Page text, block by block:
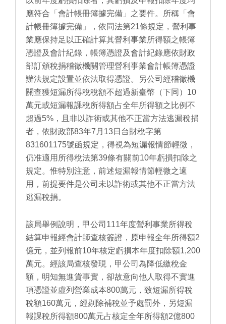
應符合「會計帳冊簿據完備」之要件。所稱「會
計帳冊簿據完備」，依同法第21條規定，營利事
業應保持足以正確計算其營利事業所得額之帳簿
憑證及會計紀錄，帳簿憑證及會計紀錄應依財政
部訂頒稅捐稽徵機關管理營利事業會計帳簿憑證
辦法規定設置並依法取得憑證。另公司經稽徵機
關查獲短漏所得稅稅額不超過新臺幣（下同）10
萬元或短漏報課稅所得額占全年所得額之比例不
超過5%，且非以詐術或其他不正當方法逃漏稅捐
者，依財政部83年7月13日台財稅字第
831601175號函規定，得視為短漏報情節輕微，
仍准適用所得稅法第39條有關前10年虧損扣除之
規定。惟特別注意，前述短漏報情節輕微之適
用，前提要件是公司未以詐術或其他不正當方法
逃漏稅捐。
該局舉例說明，甲公司111年度營利事業所得稅
結算申報經會計師查核簽證，原申報全年所得額2
億元，並列報前10年核定虧損本年度扣除額1,200
萬元。經該局查核發現，甲公司為降低繳稅金
額，明知無進貨事實，卻故意向他人取得不實進
項憑證並虛列營業成本800萬元，致短漏所得稅
稅額160萬元，經剔除補稅並予處罰外，另短漏
報課稅所得額800萬元占核定全年所得額2億800